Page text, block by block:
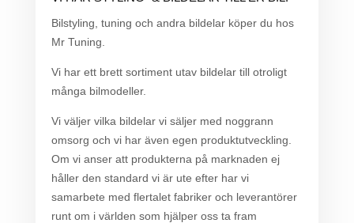
Bilstyling, tuning och andra bildelar köper du hos
Mr Tuning.
Vi har ett brett sortiment utav bildelar till otroligt
många bilmodeller.
Vi väljer vilka bildelar vi säljer med noggrann
omsorg och vi har även egen produktutveckling.
Om vi anser att produkterna på marknaden ej
håller den standard vi är ute efter har vi
samarbete med flertalet fabriker och leverantörer
runt om i världen som hjälper oss ta fram